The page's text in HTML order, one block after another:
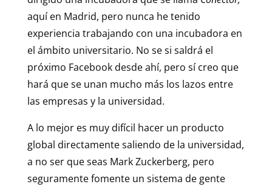
aquí en Madrid, pero nunca he tenido
experiencia trabajando con una incubadora en
el ámbito universitario. No se si saldrá el
próximo Facebook desde ahí, pero sí creo que
hará que se unan mucho más los lazos entre
las empresas y la universidad.
A lo mejor es muy difícil hacer un producto
global directamente saliendo de la universidad,
a no ser que seas Mark Zuckerberg, pero
seguramente fomente un sistema de gente